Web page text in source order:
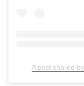
A post shared